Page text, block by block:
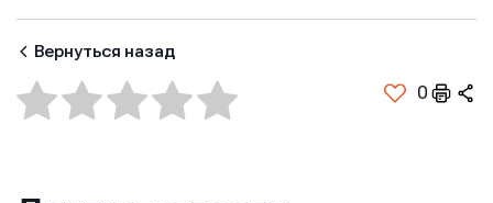
Вернуться назад
0
Имя